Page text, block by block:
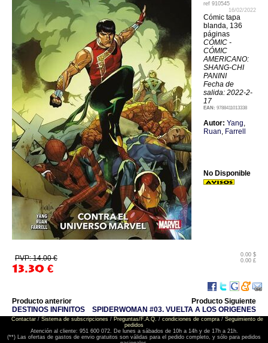
ref 910545
16/02/2022
Cómic tapa
blanda, 136
páginas
CÓMIC -
CÓMIC
AMERICANO:
SHANG-CHI
PANINI
Fecha de
salida: 2022-2-
17
EAN: 9788411013338
Autor: Yang,
Ruan, Farrell
PVP: 14.00 €
13.30 €
0.00 $
0.00 £
No Disponible
Producto anterior
DESTINOS INFINITOS
Producto Siguiente
SPIDERWOMAN #03. VUELTA A LOS ORIGENES
Contactar/ Sistema de subscripciones/ Preguntas/F.A.Q. / condiciones de compra/ Seguimiento de
pedidos
Atención al cliente: 951 600 072. De lunes a sábados de 10h a 14h y de 17h a 21h.
(**) Las ofertas de gastos de envio gratuitos son válidas para el pedido completo, y sólo para pedidos